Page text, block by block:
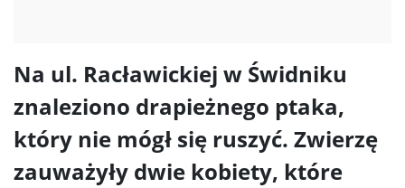
Na ul. Racławickiej w Świdniku
znaleziono drapieżnego ptaka,
który nie mógł się ruszyć. Zwierzę
zauważyły dwie kobiety, które